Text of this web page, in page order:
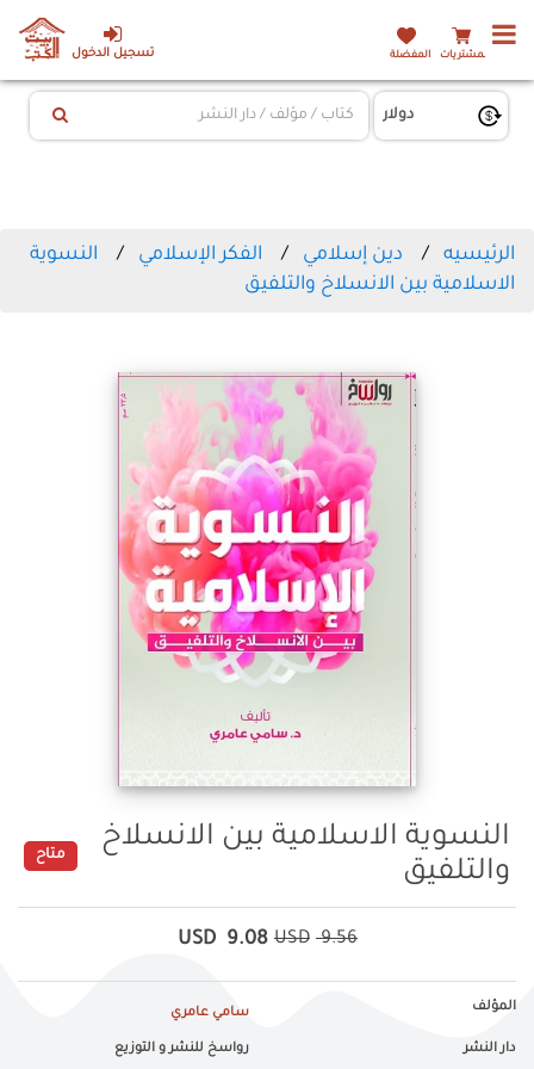
تسجيل الدخول المشتريات المفضلة
الرئيسيه دين إسلامي الفكر الإسلامي
النسوية
الاسلامية بين الانسلاخ والتلفيق
النسوية الاسلامية بين الانسلاخ
والتلفيق
متاح
9.56
USD
9.08
USD
المؤلف سامي عامري
دار النشر رواسخ للنشر و التوزيع